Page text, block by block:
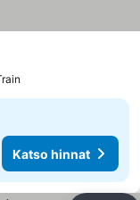
Katso hinnat